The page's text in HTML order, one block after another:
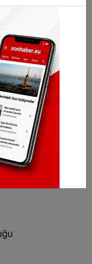
bilgi ve
internet sitesi
hazırlayarak
önem taşımakta
ve